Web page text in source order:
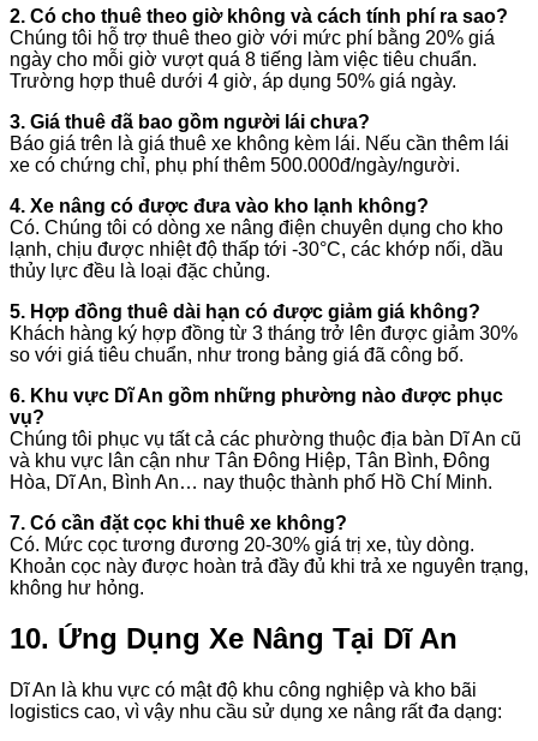
2. Có cho thuê theo giờ không và cách tính phí ra sao?
Chúng tôi hỗ trợ thuê theo giờ với mức phí bằng 20% giá
ngày cho mỗi giờ vượt quá 8 tiếng làm việc tiêu chuẩn.
Trường hợp thuê dưới 4 giờ, áp dụng 50% giá ngày.
3. Giá thuê đã bao gồm người lái chưa?
Báo giá trên là giá thuê xe không kèm lái. Nếu cần thêm lái
xe có chứng chỉ, phụ phí thêm 500.000đ/ngày/người.
4. Xe nâng có được đưa vào kho lạnh không?
Có. Chúng tôi có dòng xe nâng điện chuyên dụng cho kho
lạnh, chịu được nhiệt độ thấp tới -30°C, các khớp nối, dầu
thủy lực đều là loại đặc chủng.
5. Hợp đồng thuê dài hạn có được giảm giá không?
Khách hàng ký hợp đồng từ 3 tháng trở lên được giảm 30%
so với giá tiêu chuẩn, như trong bảng giá đã công bố.
6. Khu vực Dĩ An gồm những phường nào được phục
vụ?
Chúng tôi phục vụ tất cả các phường thuộc địa bàn Dĩ An cũ
và khu vực lân cận như Tân Đông Hiệp, Tân Bình, Đông
Hòa, Dĩ An, Bình An… nay thuộc thành phố Hồ Chí Minh.
7. Có cần đặt cọc khi thuê xe không?
Có. Mức cọc tương đương 20-30% giá trị xe, tùy dòng.
Khoản cọc này được hoàn trả đầy đủ khi trả xe nguyên trạng,
không hư hỏng.
10. Ứng Dụng Xe Nâng Tại Dĩ An
Dĩ An là khu vực có mật độ khu công nghiệp và kho bãi
logistics cao, vì vậy nhu cầu sử dụng xe nâng rất đa dạng: